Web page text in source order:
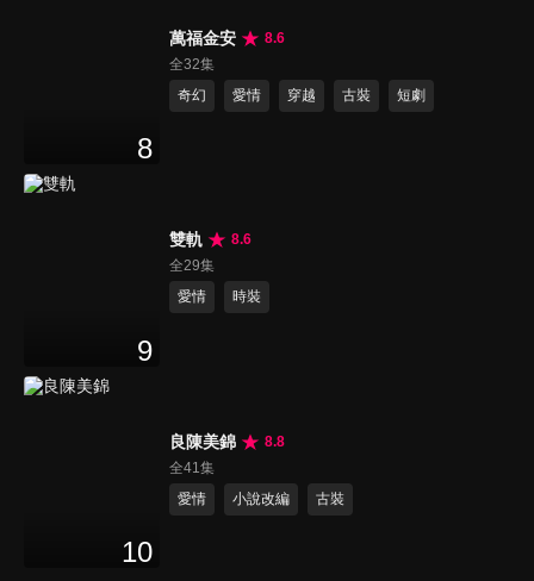
8
萬福金安
8.6
全32集
奇幻
愛情 穿越 古裝 短劇
9
雙軌
8.6
全29集
愛情
時裝
10
良陳美錦
8.8
全41集
愛情
小說改編 古裝